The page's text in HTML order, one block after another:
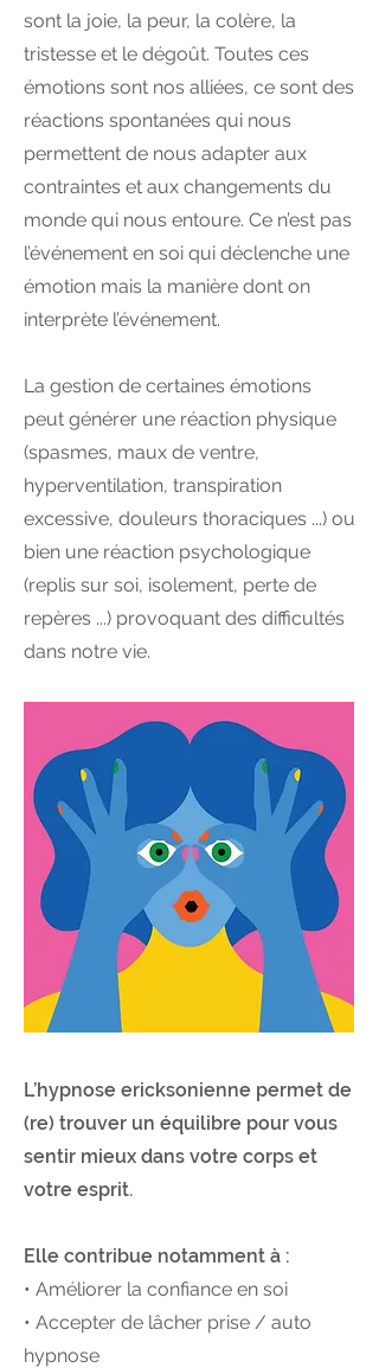
sont la joie, la peur, la colère, la
tristesse et le dégoût. Toutes ces
émotions sont nos alliées, ce sont des
réactions spontanées qui nous
permettent de nous adapter aux
contraintes et aux changements du
monde qui nous entoure. Ce n’est pas
l’événement en soi qui déclenche une
émotion mais la manière dont on
interprète l’événement.
La gestion de certaines émotions
peut générer une réaction physique
(spasmes, maux de ventre,
hyperventilation, transpiration
excessive, douleurs thoraciques ...) ou
bien une réaction psychologique
(replis sur soi, isolement, perte de
repères ...) provoquant des difficultés
dans notre vie.
L’hypnose ericksonienne permet de
(re) trouver un équilibre pour vous
sentir mieux dans votre corps et
votre esprit.
Elle contribue notamment à :
• Améliorer la confiance en soi
• Accepter de lâcher prise / auto
hypnose